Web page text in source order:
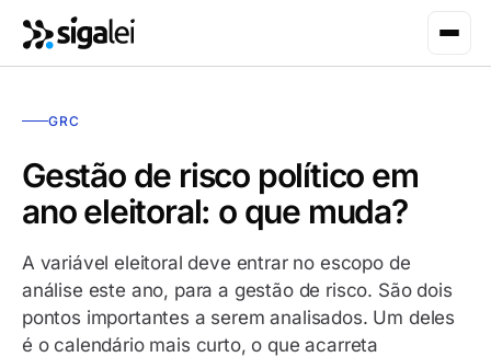
GRC
Gestão de risco político em
ano eleitoral: o que muda?
A variável eleitoral deve entrar no escopo de
análise este ano, para a gestão de risco. São dois
pontos importantes a serem analisados. Um deles
é o calendário mais curto, o que acarreta